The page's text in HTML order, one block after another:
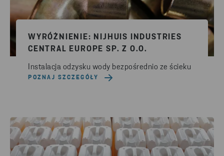
WYRÓŻNIENIE: NIJHUIS INDUSTRIES
CENTRAL EUROPE SP. Z O.O.
Instalacja odzysku wody bezpośrednio ze ścieku
POZNAJ SZCZEGÓŁY